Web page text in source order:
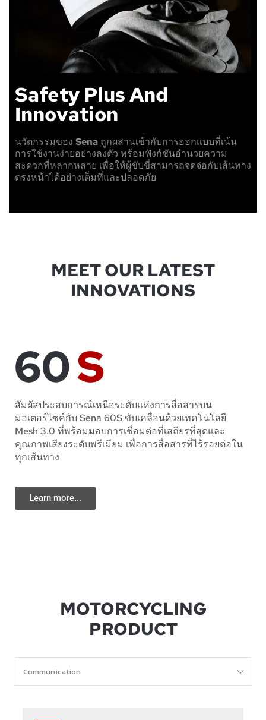
Safety Plus And
Innovation
นวัตกรรมของ Sena ถูกผสานเข้ากับการออกแบบที่เน้น
การใช้งานง่ายอย่างลงตัว พร้อมฟังก์ชันอำนวยความ
สะดวกที่หลากหลาย เพื่อให้ผู้ขับขี่สามารถจดจ่อกับเส้นทาง
ตรงหน้าได้อย่างเต็มที่และปลอดภัย
MEET OUR LATEST
INNOVATIONS
60S
สัมผัสประสบการณ์เหนือระดับแห่งการสื่อสารบน
มอเตอร์ไซค์กับ Sena 60S ขับเคลื่อนด้วยเทคโนโลยี
Mesh 3.0 ที่พร้อมมอบการเชื่อมต่อที่เสถียรที่สุดและ
คุณภาพเสียงระดับพรีเมียม เพื่อการสื่อสารที่ไร้รอยต่อใน
ทุกเส้นทาง
Learn more...
MOTORCYCLING
PRODUCT